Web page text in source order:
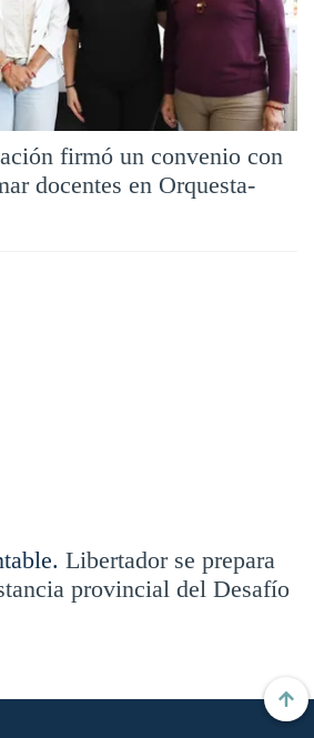
firmó un convenio con
docentes en Orquesta-
Libertador se prepara
provincial del Desafío